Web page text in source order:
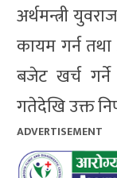
अर्थमन्त्री
कायम गर्न तथा
बजेट खर्च गर्ने
गतेदेखि उक्त
ADVERTISEMENT